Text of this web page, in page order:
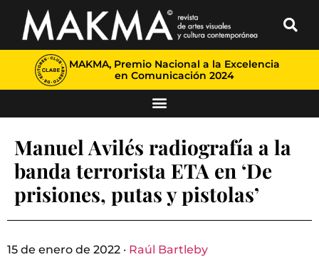
MAKMA, Premio Nacional a la Excelencia
en Comunicación 2024
Manuel Avilés radiografía a la
banda terrorista ETA en ‘De
prisiones, putas y pistolas’
15 de enero de 2022 · Raúl Bartleby